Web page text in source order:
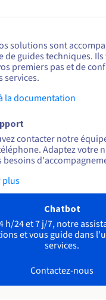
solutions sont
de guides techniques.
premiers pas et de
services.
la documentation
contacter notre
Adaptez votre
besoins
plus
Chatbot
h/24 et 7 j/7, notre
et vous guide dans
services.
Contactez-nous